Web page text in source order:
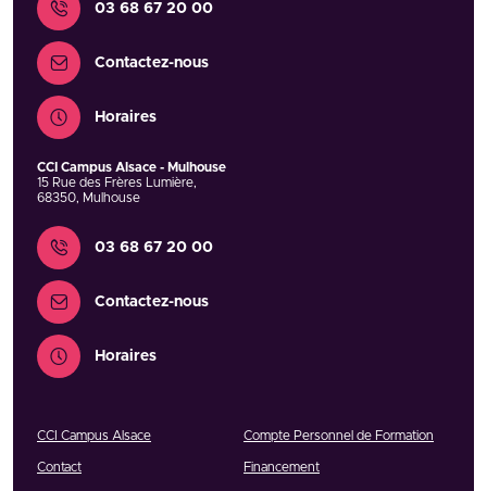
03 68 67 20 00
Contactez-nous
Horaires
CCI Campus Alsace - Mulhouse
15 Rue des Frères Lumière,
68350, Mulhouse
Contact
03 68 67 20 00
Contactez-nous
Horaires
CCI Campus Alsace
Contact
Compte Personnel de Formation
Financement